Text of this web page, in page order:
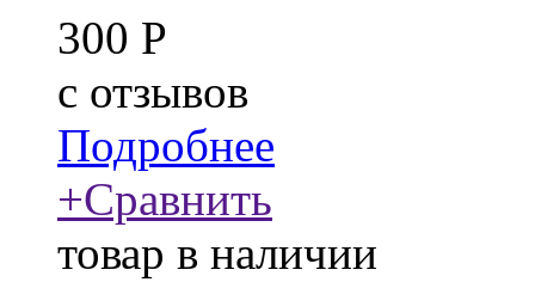
300 Р
c отзывов
Подробнее
+Сравнить
товар в наличии